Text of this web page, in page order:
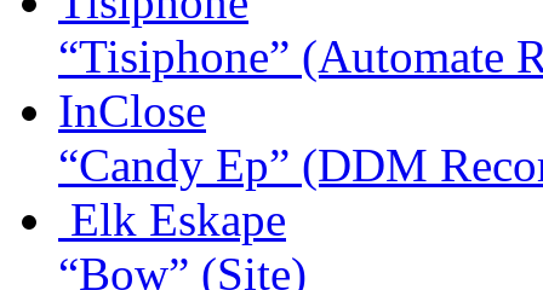
“Tisiphone” (Automate
InClose
“Candy Ep” (DDM
Elk Eskape
“Bow” (Site)